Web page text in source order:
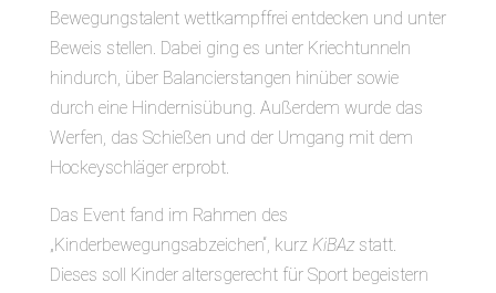
Bewegungstalent wettkampffrei entdecken und unter
Beweis stellen. Dabei ging es unter Kriechtunneln
hindurch, über Balancierstangen hinüber sowie
durch eine Hindernisübung. Außerdem wurde das
Werfen, das Schießen und der Umgang mit dem
Hockeyschläger erprobt.
Das Event fand im Rahmen des
„Kinderbewegungsabzeichen“, kurz KiBAzstatt.
Dieses soll Kinder altersgerecht für Sport begeistern